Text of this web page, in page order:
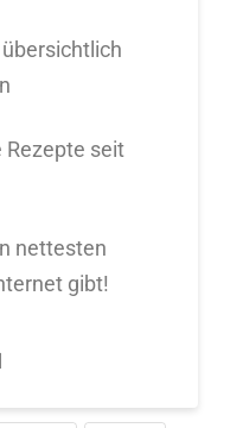
Rezepte seit
nettesten
gibt!